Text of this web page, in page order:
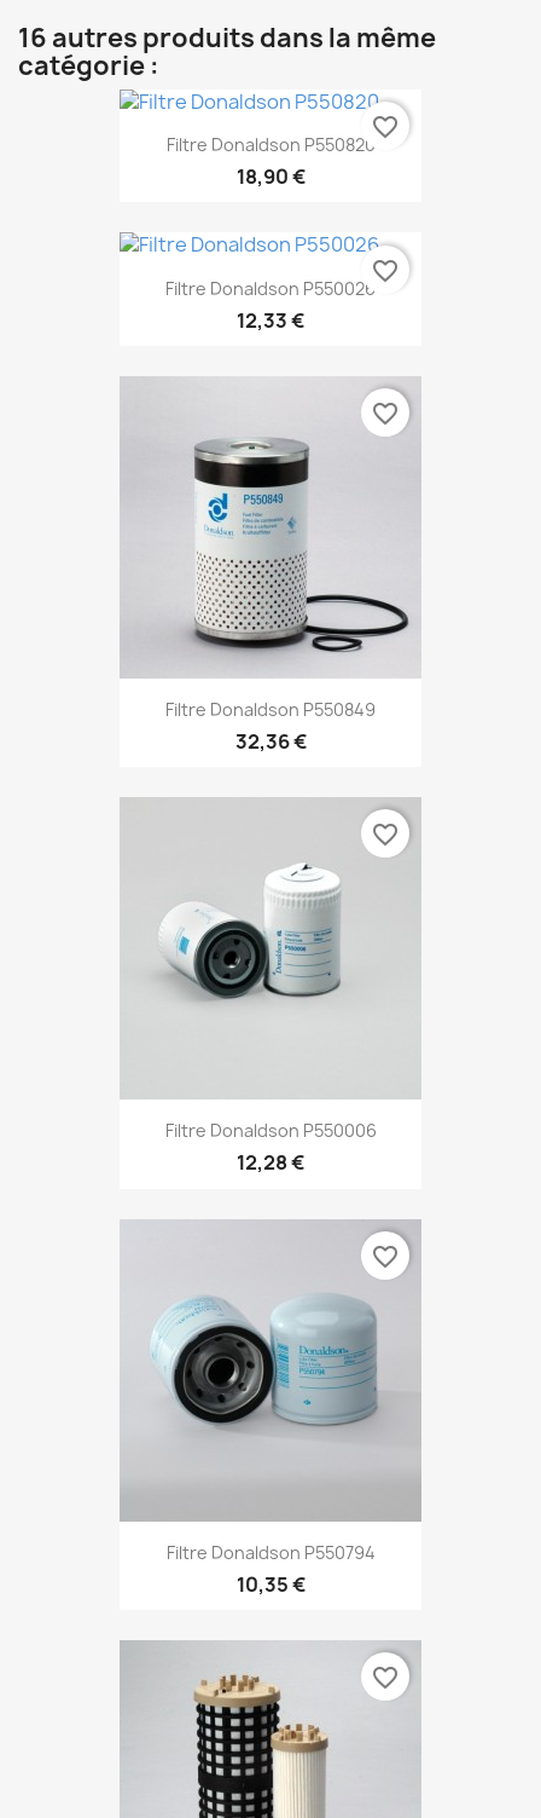
16 autres produits dans la même
catégorie :
Filtre Donaldson P550820
18,90 €
favorite_border
Filtre Donaldson P550026
12,33 €
favorite_border
Filtre Donaldson P550849
32,36 €
favorite_border
Filtre Donaldson P550006
12,28 €
favorite_border
Filtre Donaldson P550794
10,35 €
favorite_border
favorite_border